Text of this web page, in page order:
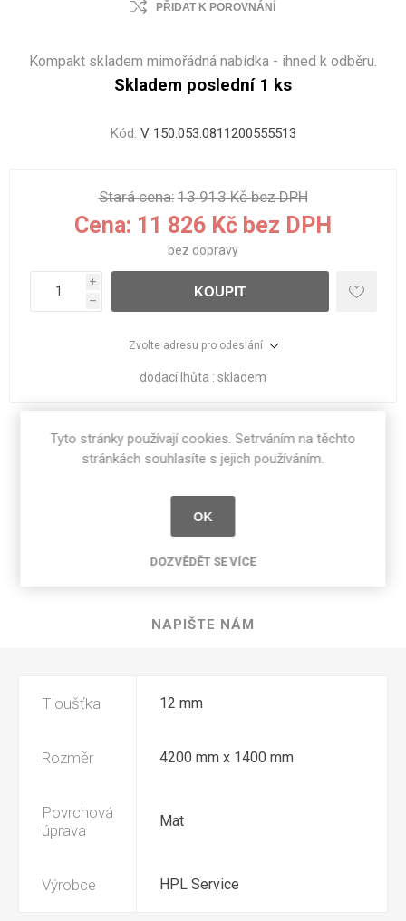
PŘIDAT K POROVNÁNÍ
Kompakt skladem mimořádná nabídka - ihned k odběru.
Skladem poslední 1 ks
Kód: V 150.053.0811200555513
Stará cena:13 913 Kč bez DPH
Cena: 11 826 Kč bez DPH
bez dopravy
i
h
KOUPIT
Zvolte adresu pro odeslání
dodací lhůta : skladem
Sdílet:
SPECIFIKACE PRODUKTU
NAPIŠTE NÁM
Tloušťka 12 mm
Rozměr 4200 mm x 1400 mm
Povrchová
úprava
Mat
Výrobce HPL Service
Tyto stránky používají cookies. Setrváním na těchto
stránkách souhlasíte s jejich používáním.
OK
DOZVĚDĚT SE VÍCE